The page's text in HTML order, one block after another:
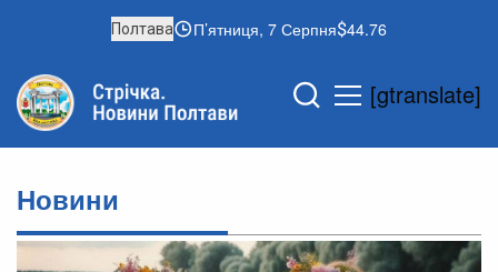
Полтава П’ятниця, 7 Серпня 44.76
[gtranslate]
Новини